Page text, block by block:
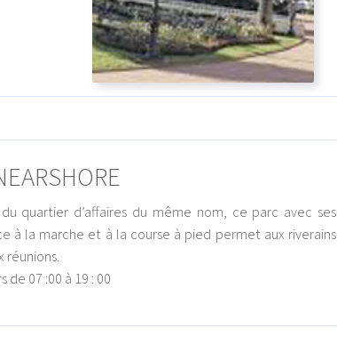
quartier d’affaires du même nom, ce parc avec ses
à la marche et à la course à pied permet aux riverains
de 07 :00 à 19 : 00